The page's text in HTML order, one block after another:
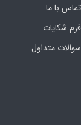
تماس با ما
فرم‌ شکایات
سوالات متداول